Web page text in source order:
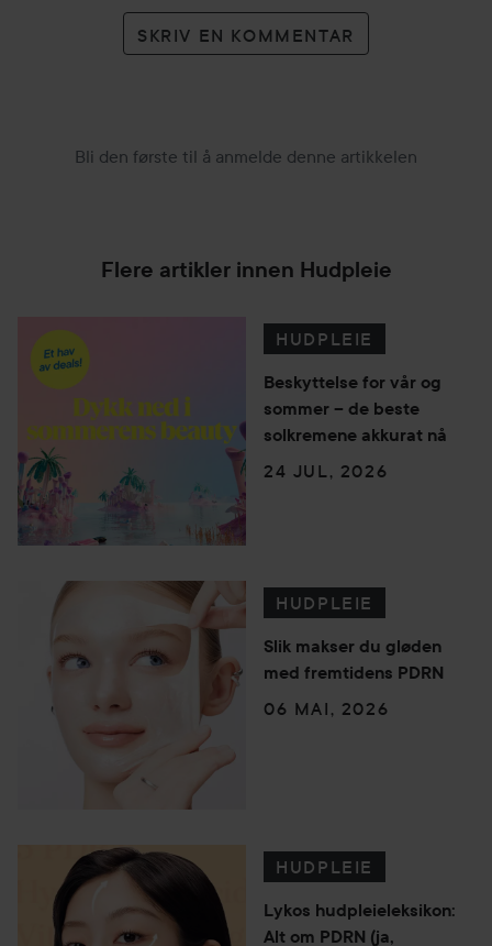
SKRIV EN KOMMENTAR
Bli den første til å anmelde denne artikkelen
Flere artikler innen Hudpleie
HUDPLEIE
Beskyttelse for vår og
sommer – de beste
solkremene akkurat nå
24 JUL, 2026
HUDPLEIE
Slik makser du gløden
med fremtidens PDRN
06 MAI, 2026
HUDPLEIE
Lykos hudpleieleksikon:
Alt om PDRN (ja,